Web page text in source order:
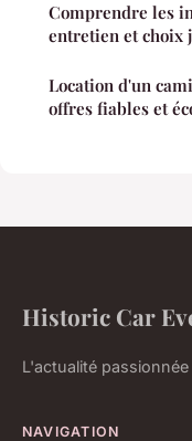
Comprendre les
entretien et choix
Location d'un
offres fiables et
Historic Car
L'actualité
NAVIGATION